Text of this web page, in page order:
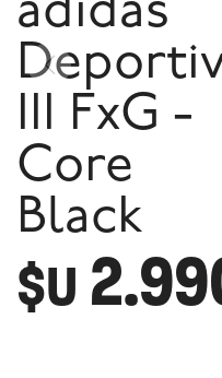
adidas
III FxG -
Core
Black
$U